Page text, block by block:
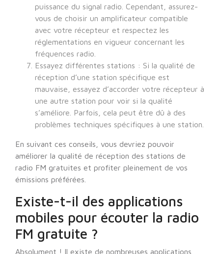
puissance du signal radio. Cependant, assurez-
vous de choisir un amplificateur compatible
avec votre récepteur et respectez les
réglementations en vigueur concernant les
fréquences radio.
Essayez différentes stations : Si la qualité de
réception d’une station spécifique est
mauvaise, essayez d’accorder votre récepteur à
une autre station pour voir si la qualité
s’améliore. Parfois, cela peut être dû à des
problèmes techniques spécifiques à une station.
En suivant ces conseils, vous devriez pouvoir
améliorer la qualité de réception des stations de
radio FM gratuites et profiter pleinement de vos
émissions préférées.
Existe-t-il des applications
mobiles pour écouter la radio
FM gratuite ?
Absolument ! Il existe de nombreuses applications